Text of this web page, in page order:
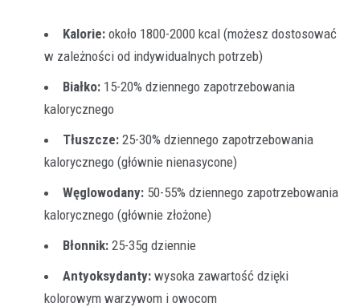
Kalorie: około 1800-2000 kcal (możesz dostosować
w zależności od indywidualnych potrzeb)
Białko: 15-20% dziennego zapotrzebowania
kalorycznego
Tłuszcze: 25-30% dziennego zapotrzebowania
kalorycznego (głównie nienasycone)
Węglowodany: 50-55% dziennego zapotrzebowania
kalorycznego (głównie złożone)
Błonnik: 25-35g dziennie
Antyoksydanty: wysoka zawartość dzięki
kolorowym warzywom i owocom